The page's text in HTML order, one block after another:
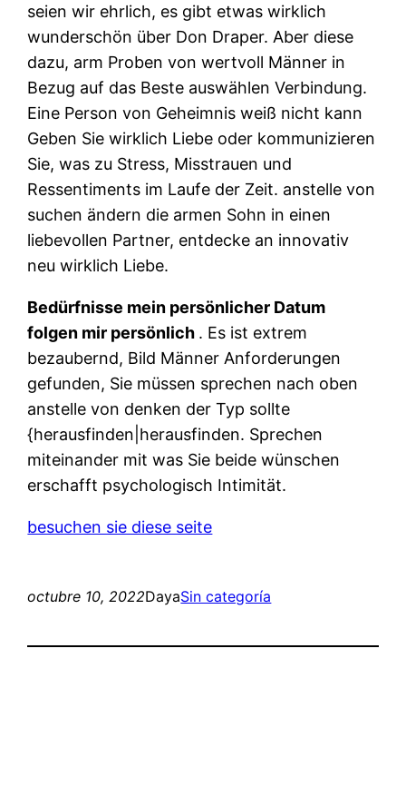
seien wir ehrlich, es gibt etwas wirklich
wunderschön über Don Draper. Aber diese
dazu, arm Proben von wertvoll Männer in
Bezug auf das Beste auswählen Verbindung.
Eine Person von Geheimnis weiß nicht kann
Geben Sie wirklich Liebe oder kommunizieren
Sie, was zu Stress, Misstrauen und
Ressentiments im Laufe der Zeit. anstelle von
suchen ändern die armen Sohn in einen
liebevollen Partner, entdecke an innovativ
neu wirklich Liebe.
Bedürfnisse mein persönlicher Datum
folgen mir persönlich . Es ist extrem
bezaubernd, Bild Männer Anforderungen
gefunden, Sie müssen sprechen nach oben
anstelle von denken der Typ sollte
{herausfinden|herausfinden. Sprechen
miteinander mit was Sie beide wünschen
erschafft psychologisch Intimität.
besuchen sie diese seite
octubre 10, 2022DayaSin categoría